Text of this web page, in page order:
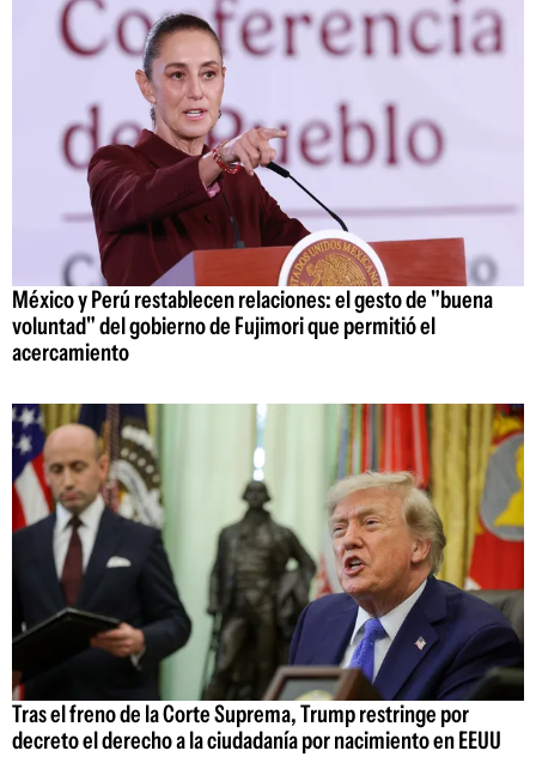
México y Perú restablecen relaciones: el gesto de "buena
voluntad" del gobierno de Fujimori que permitió el
acercamiento
Tras el freno de la Corte Suprema, Trump restringe por
decreto el derecho a la ciudadanía por nacimiento en EEUU